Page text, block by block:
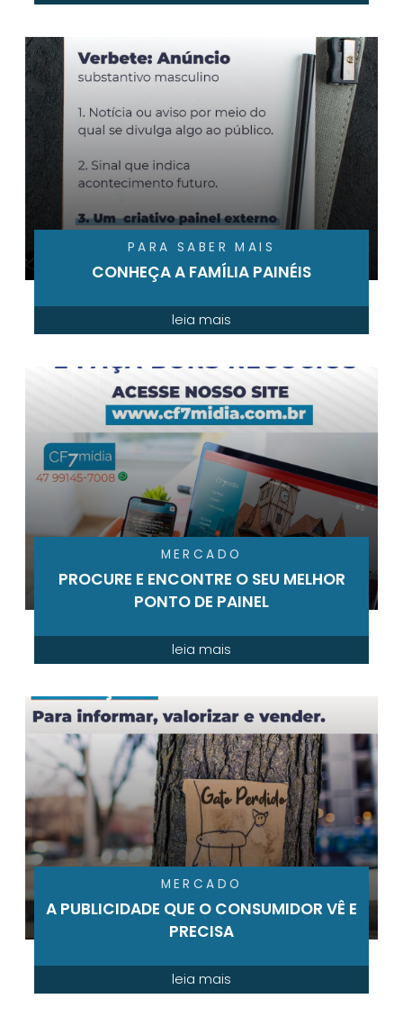
PARA SABER MAIS
CONHEÇA A FAMÍLIA PAINÉIS
leia mais
MERCADO
PROCURE E ENCONTRE O SEU MELHOR
PONTO DE PAINEL
leia mais
MERCADO
A PUBLICIDADE QUE O CONSUMIDOR VÊ E
PRECISA
leia mais